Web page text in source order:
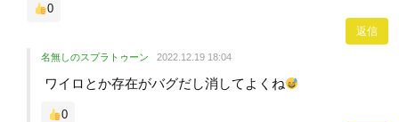
0
返信
名無しのスプラトゥーン 2022.12.19 18:04
ワイロとか存在がバグだし消してよくね
0